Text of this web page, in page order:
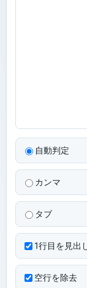
自動判定
カンマ
タブ
1行目を見出
空行を除去